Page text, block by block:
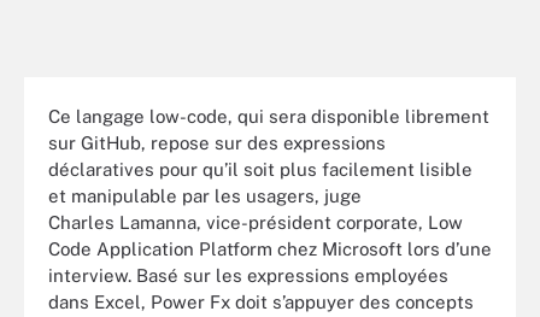
Ce langage low-code, qui sera disponible librement
sur GitHub, repose sur des expressions
déclaratives pour qu’il soit plus facilement lisible
et manipulable par les usagers, juge
Charles Lamanna, vice-président corporate, Low
Code Application Platform chez Microsoft lors d’une
interview. Basé sur les expressions employées
dans Excel, Power Fx doit s’appuyer des concepts